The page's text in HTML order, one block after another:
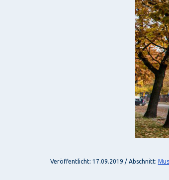
Veröffentlicht: 17.09.2019 / Abschnitt: